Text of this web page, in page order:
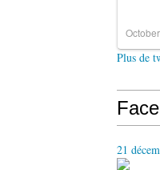
Plus de
21